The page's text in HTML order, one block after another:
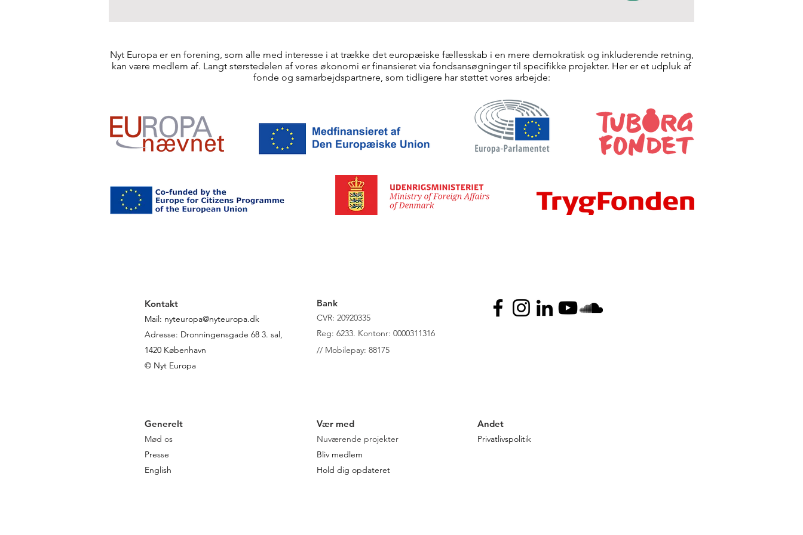
Nyt Europa er en forening, som alle med interesse i at trække det europæiske fællesskab i en mere demokratisk og inkluderende retning,
kan være medlem af. Langt størstedelen af vores økonomi er finansieret via fondsansøgninger til specifikke projekter. Her er et udpluk af
fonde og samarbejdspartnere, som tidligere har støttet vores arbejde:
Kontakt
Mail: nyteuropa@nyteuropa.dk
Adresse: Dronningensgade 68 3. sal,
1420 København
© Nyt Europa
Bank
CVR: 20920335
Reg: 6233. Kontonr: 0000311316
// Mobilepay: 88175
Generelt
Mød os
Presse
English
Vær med
Nuværende projekter
Bliv medlem
Hold dig opdateret
Andet
Privatlivspolitik